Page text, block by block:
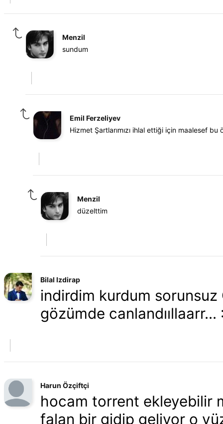
Menzil
sundum
Emil Ferzeliyev
Hizmet Şartlarımızı ihlal ettiği için maalesef
Menzil
düzelttim
Bilal Izdirap
indirdim kurdum sorunsuz
gözümde canlandııllaarr...
Harun Özçiftçi
hocam torrent ekleyebilir
falan bir gidip geliyor o